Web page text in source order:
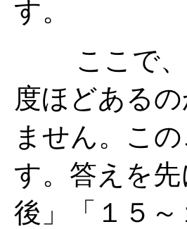
す。
ここで、
度ほどある
ません。こ
す。答えを
後」「１５